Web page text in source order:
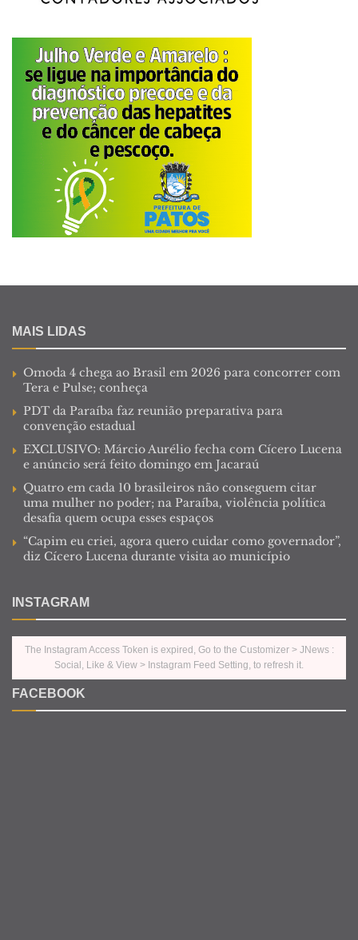
MAIS LIDAS
Omoda 4 chega ao Brasil em 2026 para concorrer com
Tera e Pulse; conheça
PDT da Paraíba faz reunião preparativa para
convenção estadual
EXCLUSIVO: Márcio Aurélio fecha com Cícero Lucena
e anúncio será feito domingo em Jacaraú
Quatro em cada 10 brasileiros não conseguem citar
uma mulher no poder; na Paraíba, violência política
desafia quem ocupa esses espaços
“Capim eu criei, agora quero cuidar como governador”,
diz Cícero Lucena durante visita ao município
INSTAGRAM
The Instagram Access Token is expired, Go to the Customizer > JNews :
Social, Like & View > Instagram Feed Setting, to refresh it.
FACEBOOK